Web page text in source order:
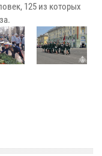
125 из которых